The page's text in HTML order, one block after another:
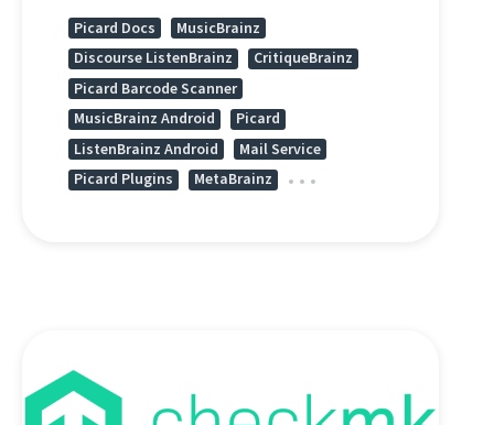
Picard Docs
MusicBrainz
Discourse ListenBrainz
CritiqueBrainz
Picard Barcode Scanner
MusicBrainz Android
Picard
ListenBrainz Android
Mail Service
Picard Plugins
MetaBrainz